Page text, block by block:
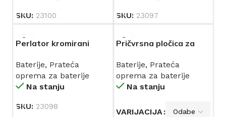
SKU: 23100 SKU: 23097
Perlator kromirani
Baterije, Prateća
oprema za baterije
Na stanju
SKU: 23098
Pričvrsna pločica za
jednim vijkom
Baterije, Prateća
oprema za baterije
Na stanju
VARIJACIJA